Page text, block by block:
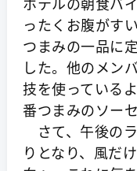
ったくお腹がす
つまみの一品に
した。他のメン
技を使っている
番つまみのソー
さて、午後の
りとなり、風だ